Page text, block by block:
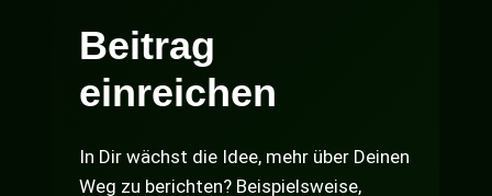
Beitrag
einreichen
In Dir wächst die Idee, mehr über Deinen
Weg zu berichten? Beispielsweise,